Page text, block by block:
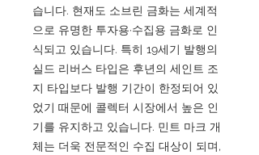
습니다. 현재도 소브린 금화는 세계적
으로 유명한 투자용·수집용 금화로 인
식되고 있습니다. 특히 19세기 발행의
실드 리버스 타입은 후년의 세인트 조
지 타입보다 발행 기간이 한정되어 있
었기 때문에 콜렉터 시장에서 높은 인
기를 유지하고 있습니다. 민트 마크 개
체는 더욱 전문적인 수집 대상이 되며,